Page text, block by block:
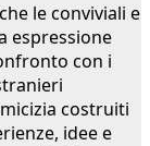
le conviviali e
espressione
con i
costruiti
idee e